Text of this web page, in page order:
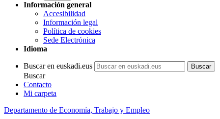
Información general
Accesibilidad
Información legal
Política de cookies
Sede Electrónica
Idioma
Buscar en euskadi.eus
Buscar
Contacto
Mi carpeta
Departamento de Economía, Trabajo y Empleo